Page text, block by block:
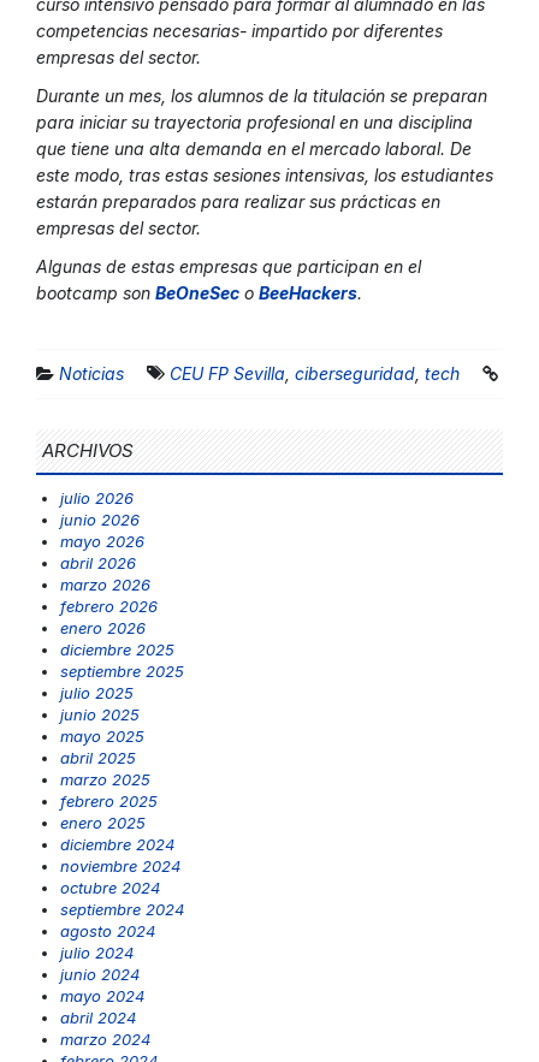
curso intensivo pensado para formar al alumnado en las
competencias necesarias- impartido por diferentes
empresas del sector.
Durante un mes, los alumnos de la titulación se preparan
para iniciar su trayectoria profesional en una disciplina
que tiene una alta demanda en el mercado laboral. De
este modo, tras estas sesiones intensivas, los estudiantes
estarán preparados para realizar sus prácticas en
empresas del sector.
Algunas de estas empresas que participan en el
bootcamp son BeOneSec o BeeHackers.
Noticias CEU FP Sevilla ciberseguridad tech
ARCHIVOS
julio 2026
junio 2026
mayo 2026
abril 2026
marzo 2026
febrero 2026
enero 2026
diciembre 2025
septiembre 2025
julio 2025
junio 2025
mayo 2025
abril 2025
marzo 2025
febrero 2025
enero 2025
diciembre 2024
noviembre 2024
octubre 2024
septiembre 2024
agosto 2024
julio 2024
junio 2024
mayo 2024
abril 2024
marzo 2024